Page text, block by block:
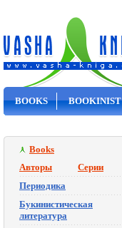
BOOKS BOOKINIST
Books
Авторы
Серии
Периодика
Букинистическая
литература